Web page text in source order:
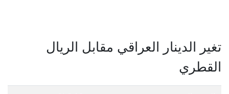
تغير الدينار العراقي مقابل الريال
القطري